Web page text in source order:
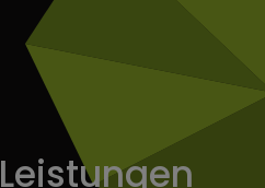
Leistungen